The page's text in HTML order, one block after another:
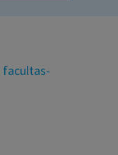
facultas-